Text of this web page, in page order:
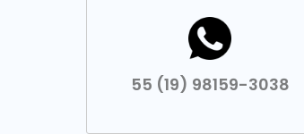
55 (19) 98159-3038